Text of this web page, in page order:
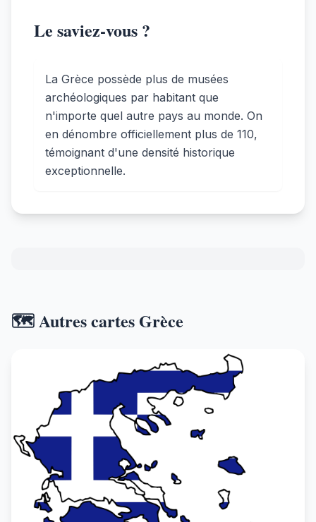
Le saviez-vous ?
La Grèce possède plus de musées
archéologiques par habitant que
n'importe quel autre pays au monde. On
en dénombre officiellement plus de 110,
témoignant d'une densité historique
exceptionnelle.
🗺️ Autres cartes Grèce